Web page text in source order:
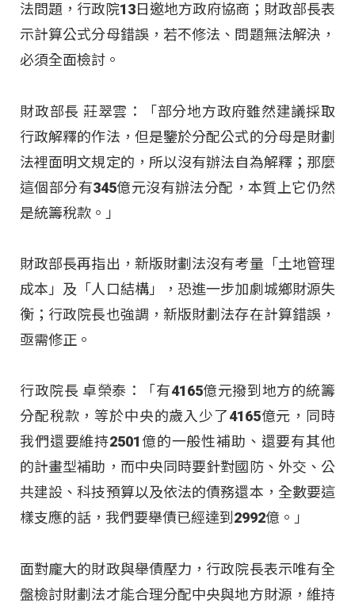
法問題，行政院13日邀地方政府協商；財政部長表
示計算公式分母錯誤，若不修法、問題無法解決，
必須全面檢討。
財政部長 莊翠雲：「部分地方政府雖然建議採取
行政解釋的作法，但是鑒於分配公式的分母是財劃
法裡面明文規定的，所以沒有辦法自為解釋；那麼
這個部分有345億元沒有辦法分配，本質上它仍然
是統籌稅款。」
財政部長再指出，新版財劃法沒有考量「土地管理
成本」及「人口結構」，恐進一步加劇城鄉財源失
衡；行政院長也強調，新版財劃法存在計算錯誤，
亟需修正。
行政院長 卓榮泰：「有4165億元撥到地方的統籌
分配稅款，等於中央的歲入少了4165億元，同時
我們還要維持2501億的一般性補助、還要有其他
的計畫型補助，而中央同時要針對國防、外交、公
共建設、科技預算以及依法的債務還本，全數要這
樣支應的話，我們要舉債已經達到2992億。」
面對龐大的財政與舉債壓力，行政院長表示唯有全
盤檢討財劃法才能合理分配中央與地方財源，維持